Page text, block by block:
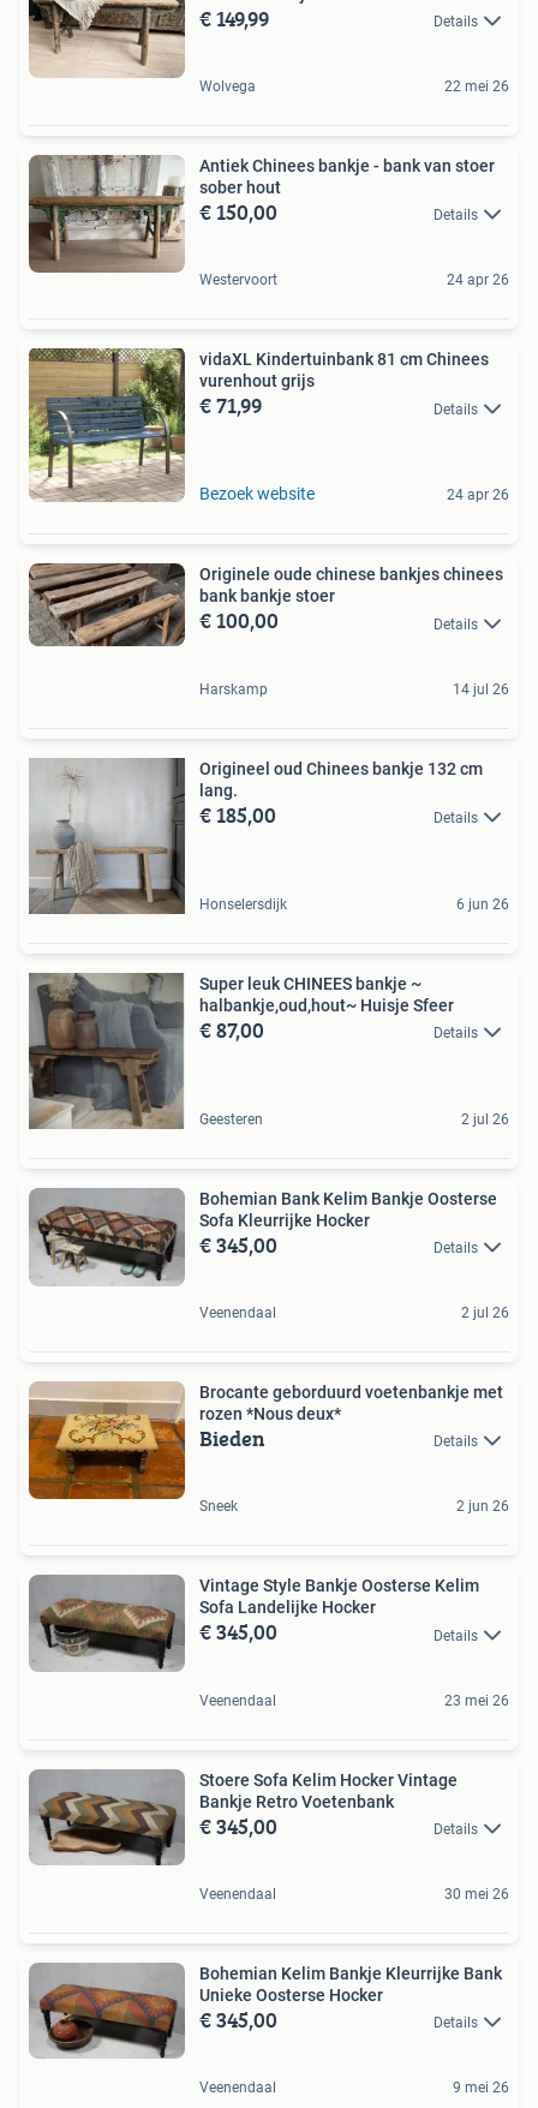
€ 149,99 Details
Wolvega 22 mei 26
Antiek Chinees bankje - bank van stoer
sober hout
€ 150,00 Details
Westervoort 24 apr 26
vidaXL Kindertuinbank 81 cm Chinees
vurenhout grijs
€ 71,99 Details
Bezoek website 24 apr 26
Originele oude chinese bankjes chinees
bank bankje stoer
€ 100,00 Details
Harskamp 14 jul 26
Origineel oud Chinees bankje 132 cm
lang.
€ 185,00 Details
Honselersdijk 6 jun 26
Super leuk CHINEES bankje ~
halbankje,oud,hout~ Huisje Sfeer
€ 87,00 Details
Geesteren 2 jul 26
Bohemian Bank Kelim Bankje Oosterse
Sofa Kleurrijke Hocker
€ 345,00 Details
Veenendaal 2 jul 26
Brocante geborduurd voetenbankje met
rozen *Nous deux*
Bieden Details
Sneek 2 jun 26
Vintage Style Bankje Oosterse Kelim
Sofa Landelijke Hocker
€ 345,00 Details
Veenendaal 23 mei 26
Stoere Sofa Kelim Hocker Vintage
Bankje Retro Voetenbank
€ 345,00 Details
Veenendaal 30 mei 26
Bohemian Kelim Bankje Kleurrijke Bank
Unieke Oosterse Hocker
€ 345,00 Details
Veenendaal 9 mei 26